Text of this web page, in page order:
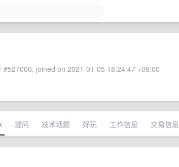
#527000, joined on 2021-01-05 18:24:47 +08:00
提问 技术话题 好玩 工作信息 交易信息